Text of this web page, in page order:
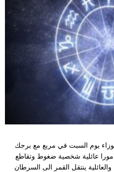
يوم السبت في مربع مع برجك
امورا عائلية شخصية ضغوط وتقاطع
ينتقل القمر الى السرطان